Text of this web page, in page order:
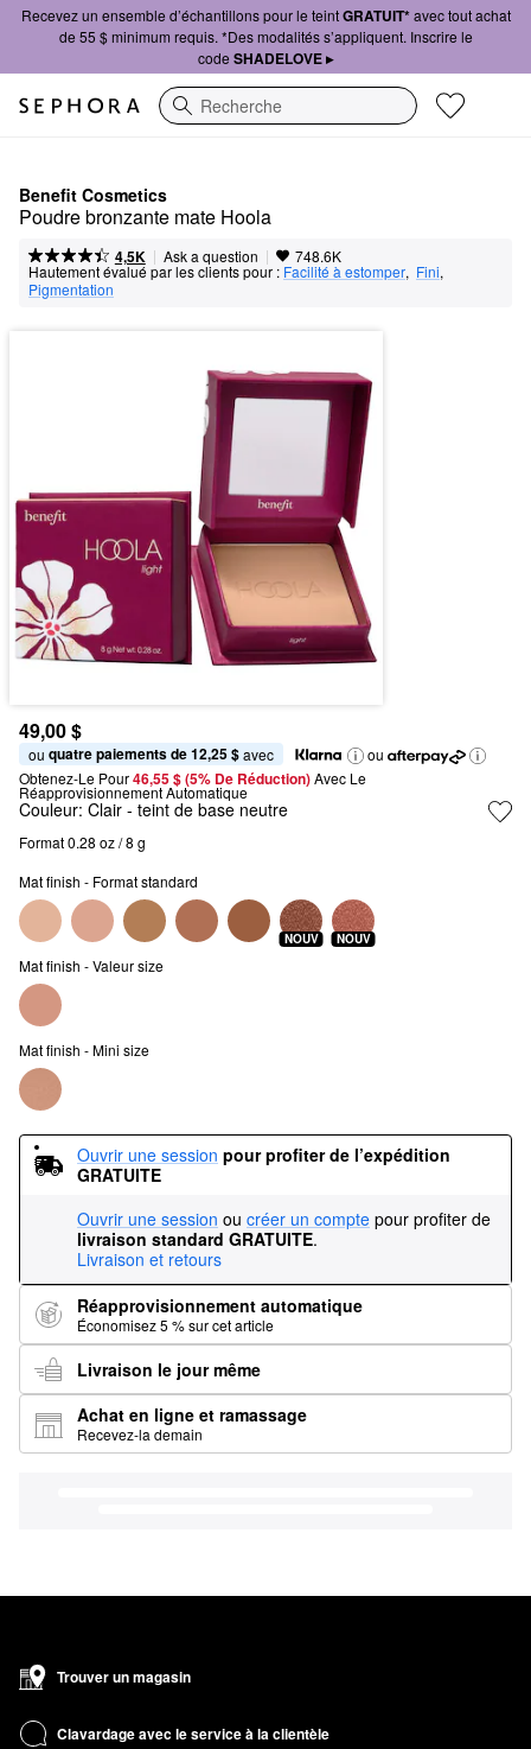
Recevez un ensemble d’échantillons pour le teintGRATUIT*avec tout achat
de 55 $ minimum requis. *Des modalités s’appliquent. Inscrire le
code SHADELOVE ▸
Recherche
Benefit Cosmetics
Poudre bronzante mate Hoola
4,5K | Ask a question | 748.6K
Hautement évalué par les clients pour : Facilité à estomper, Fini,
Pigmentation
49,00 $
ou quatre paiements de 12,25 $ avec
ou
Obtenez-Le Pour46,55 $ (5% De Réduction) Avec Le
Réapprovisionnement Automatique
Couleur: Clair - teint de base neutre
Format 0.28 oz / 8 g
Mat finish - Format standard
NOUV NOUV
Mat finish - Valeur size
Mat finish - Mini size
Ouvrir une session pour profiter de l’expédition
GRATUITE
Ouvrir une session ou créer un compte pour profiter de
livraison standard GRATUITE.
Livraison et retours
Réapprovisionnement automatique
Économisez 5 % sur cet article
Livraison le jour même
Achat en ligne et ramassage
Recevez-la demain
Trouver un magasin
Clavardage avec le service à la clientèle